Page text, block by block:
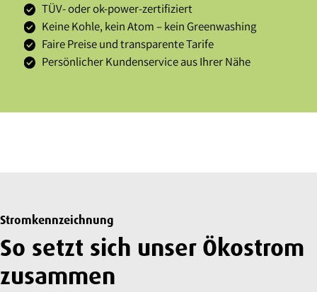
TÜV- oder ok-power-zertifiziert
Keine Kohle, kein Atom – kein Greenwashing
Faire Preise und transparente Tarife
Persönlicher Kundenservice aus Ihrer Nähe
Stromkennzeichnung
So setzt sich unser Ökostrom
zusammen